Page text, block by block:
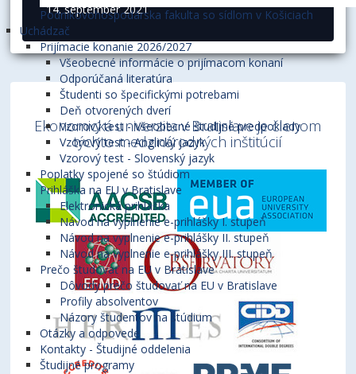
Podnikovohospodárska fakulta so sídlom v Košiciach
Uchádzač
Prijímacie konanie 2026/2027
Všeobecné informácie o prijímacom konaní
Odporúčaná literatúra
Študenti so špecifickými potrebami
Deň otvorených dverí
Vzorový test - Všeobecné študijné predpoklady
Vzorový test - Anglický jazyk
Vzorový test - Slovenský jazyk
Poplatky spojené so štúdiom
Prihláška na EU v Bratislave
Elektronická prihláška
Návod na vyplnenie e-prihlášky I. stupeň
Návod na vyplnenie e-prihlášky II. stupeň
Návod na vyplnenie e-prihlášky III. stupeň
Prečo študovať na EU v Bratislave
Dôvody prečo študovať na EU v Bratislave
Profily absolventov
Názory študentov na štúdium
Otázky a odpovede
Kontakty - Študijné oddelenia
Študijné programy
14. september 2021
Ekonomická univerzita v Bratislave je členom
týchto medzinárodných inštitúcií